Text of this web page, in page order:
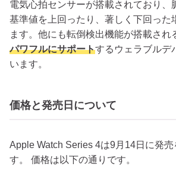
電気心拍センサーが搭載されており、
基準値を上回ったり、著しく下回った
ます。他にも転倒検出機能が搭載され
パワフルにサポートするウェラブルデ
います。
価格と発売日について
Apple Watch Series 4は9月14日に発売
す。 価格は以下の通りです。